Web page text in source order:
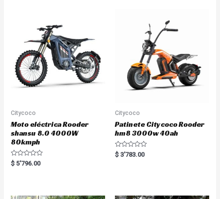
Citycoco
Moto eléctrica Rooder
shansu 8.0 4000W
80kmph
R
a
o
$ 5'796.00
Citycoco
Patinete Citycoco Rooder
hm8 3000w 40ah
R
a
u
$ 3'783.00